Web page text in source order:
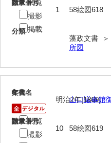
7殿舎・邸
9本陣・建
12神社・神
請求番号
58絵図618
分類
藩政文書 ＞
所図
数量
1
閲覧
撮影
掲載
6
文書名
山口議事館
請求番号
58絵図619
年代
明治2年[1869]
数量
10
閲覧
撮影